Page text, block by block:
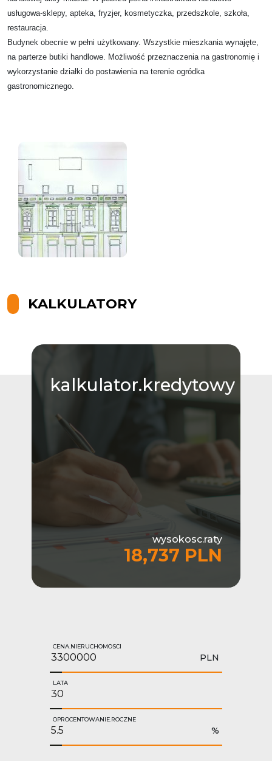
usługowa-sklepy, apteka, fryzjer, kosmetyczka, przedszkole, szkoła,
restauracja.
Budynek obecnie w pełni użytkowany. Wszystkie mieszkania wynajęte,
na parterze butiki handlowe.
Możliwość przeznaczenia na gastronomię i
wykorzystanie działki do postawienia na terenie ogródka
gastronomicznego.
KALKULATORY
kalkulator.kredytowy
wysokosc.raty
18,737 PLN
CENA.NIERUCHOMOSCI
PLN
LATA
OPROCENTOWANIE.ROCZNE
%